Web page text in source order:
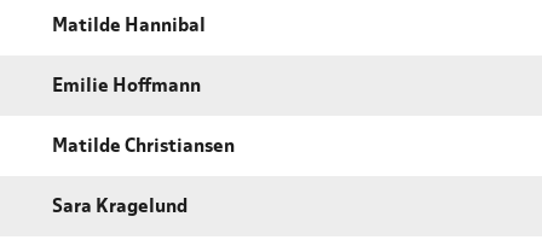
Matilde Hannibal
Emilie Hoffmann
Matilde Christiansen
Sara Kragelund